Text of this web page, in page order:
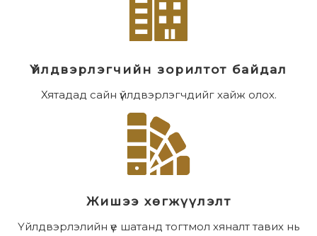
Үйлдвэрлэгчийн зорилтот байдал
Хятадад сайн үйлдвэрлэгчдийг хайж олох.
Жишээ хөгжүүлэлт
Үйлдвэрлэлийн үе шатанд тогтмол хяналт тавих нь